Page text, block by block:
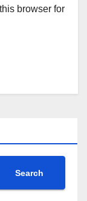
browser for
Search